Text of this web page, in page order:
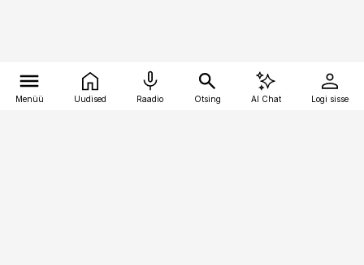
Menüü Uudised Raadio Otsing AI Chat Logi sisse